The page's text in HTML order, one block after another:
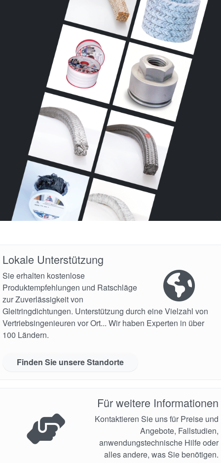
Lokale Unterstützung
Sie erhalten kostenlose
Produktempfehlungen und Ratschläge
zur Zuverlässigkeit von
Gleitringdichtungen. Unterstützung durch eine Vielzahl von
Vertriebsingenieuren vor Ort... Wir haben Experten in über
100 Ländern.
Finden Sie unsere Standorte
Für weitere Informationen
Kontaktieren Sie uns für Preise und
Angebote, Fallstudien,
anwendungstechnische Hilfe oder
alles andere, was Sie benötigen.